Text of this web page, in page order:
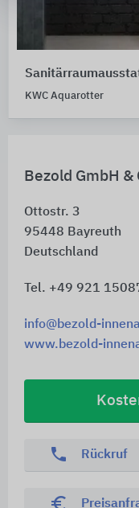
Bezold GmbH &
Ottostr. 3
95448 Bayreuth
Deutschland
Tel. +49 921
info@bezold-
www.bezold-
phone Rückruf
euro_symbol
KWC Aquarotter